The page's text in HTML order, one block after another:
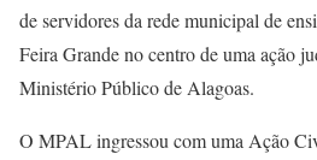
de servidores da rede municipal de
Feira Grande no centro de uma ação
Ministério Público de Alagoas.
O MPAL ingressou com uma Ação